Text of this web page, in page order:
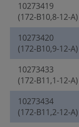
10273419
(172-B10,8-12-A)
10273420
(172-B10,9-12-A)
10273433
(172-B11,1-12-A)
10273434
(172-B11,2-12-A)